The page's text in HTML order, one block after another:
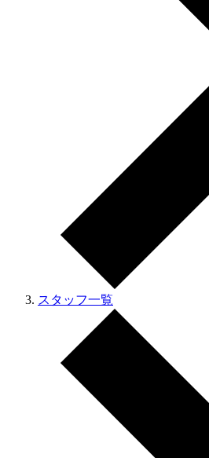
スタッフ一覧